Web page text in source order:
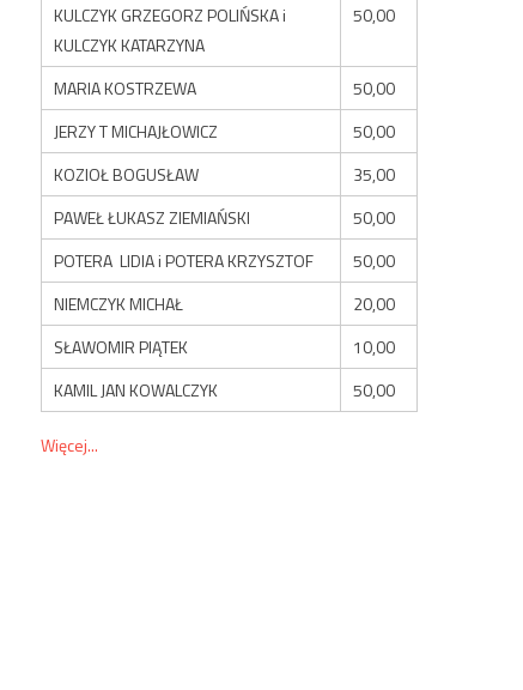
KULCZYK GRZEGORZ POLIŃSKA i
KULCZYK KATARZYNA
50,00
MARIA KOSTRZEWA
50,00
JERZY T MICHAJŁOWICZ
50,00
KOZIOŁ BOGUSŁAW
35,00
PAWEŁ ŁUKASZ ZIEMIAŃSKI
50,00
POTERA LIDIA i POTERA KRZYSZTOF
50,00
NIEMCZYK MICHAŁ
20,00
SŁAWOMIR PIĄTEK
10,00
KAMIL JAN KOWALCZYK
50,00
Więcej...